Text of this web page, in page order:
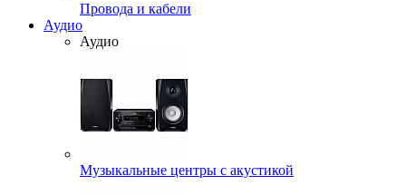
Провода и кабели
Аудио
Аудио
Музыкальные центры с акустикой